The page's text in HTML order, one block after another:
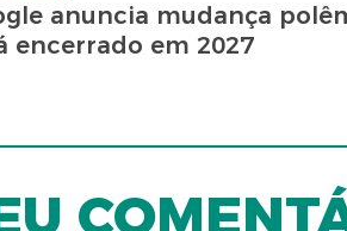
anuncia mudança
encerrado em 2027